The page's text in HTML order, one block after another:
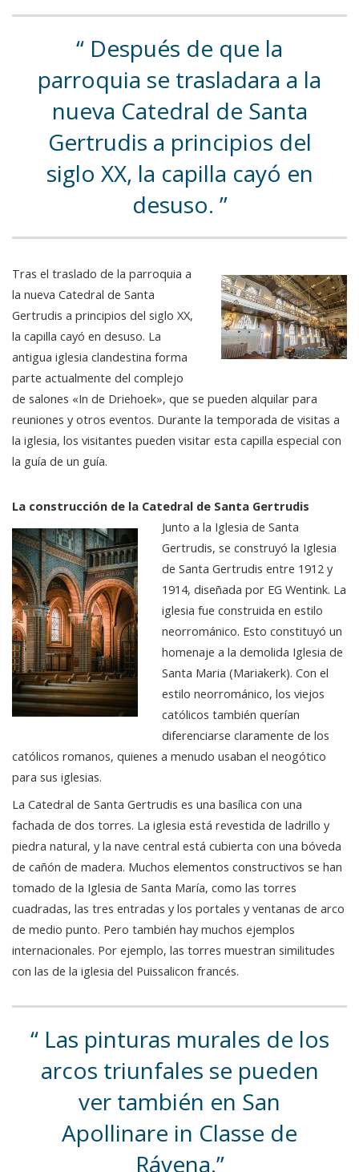
Después de que la
parroquia se trasladara a la
nueva Catedral de Santa
Gertrudis a principios del
siglo XX, la capilla cayó en
desuso.
Tras el traslado de la parroquia a
la nueva Catedral de Santa
Gertrudis a principios del siglo XX,
la capilla cayó en desuso. La
antigua iglesia clandestina forma
parte actualmente del complejo
de salones «In de Driehoek», que se pueden alquilar para
reuniones y otros eventos. Durante la temporada de visitas a
la iglesia, los visitantes pueden visitar esta capilla especial con
la guía de un guía.
La construcción de la Catedral de Santa Gertrudis
Junto a la Iglesia de Santa
Gertrudis, se construyó la Iglesia
de Santa Gertrudis entre 1912 y
1914, diseñada por EG Wentink. La
iglesia fue construida en estilo
neorrománico. Esto constituyó un
homenaje a la demolida Iglesia de
Santa Maria (Mariakerk). Con el
estilo neorrománico, los viejos
católicos también querían
diferenciarse claramente de los
católicos romanos, quienes a menudo usaban el neogótico
para sus iglesias.
La Catedral de Santa Gertrudis es una basílica con una
fachada de dos torres. La iglesia está revestida de ladrillo y
piedra natural, y la nave central está cubierta con una bóveda
de cañón de madera. Muchos elementos constructivos se han
tomado de la Iglesia de Santa María, como las torres
cuadradas, las tres entradas y los portales y ventanas de arco
de medio punto. Pero también hay muchos ejemplos
internacionales. Por ejemplo, las torres muestran similitudes
con las de la iglesia del Puissalicon francés.
Las pinturas murales de los
arcos triunfales se pueden
ver también en San
Apollinare in Classe de
Rávena.